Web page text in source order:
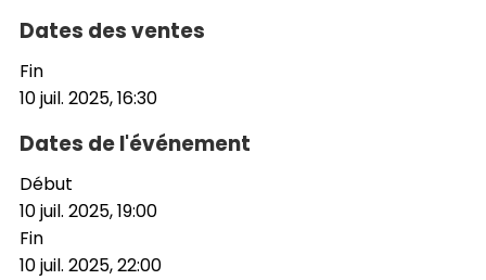
Dates des ventes
Fin
10 juil. 2025, 16:30
Dates de l'événement
Début
10 juil. 2025, 19:00
Fin
10 juil. 2025, 22:00